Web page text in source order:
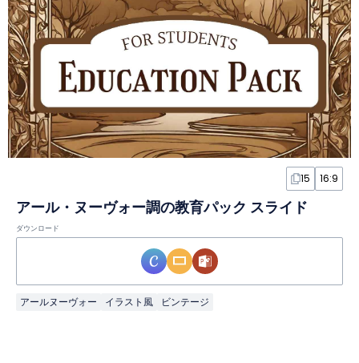
15 16:9
アール・ヌーヴォー調の教育パック スライド
ダウンロード
アールヌーヴォー イラスト風 ビンテージ